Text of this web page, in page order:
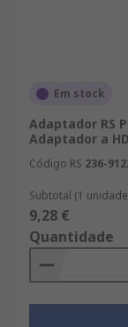
Em stock
Adaptador RS
Adaptador a
Código RS 236-
Subtotal (1
9,28 €
Quantidade